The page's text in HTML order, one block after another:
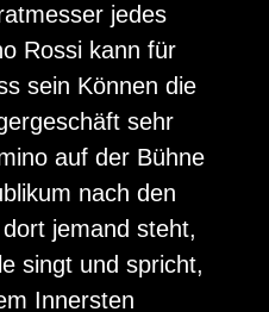
jedes
Rossi kann für
sein Können die
sehr
auf der Bühne
nach den
jemand steht,
singt und spricht,
Innersten